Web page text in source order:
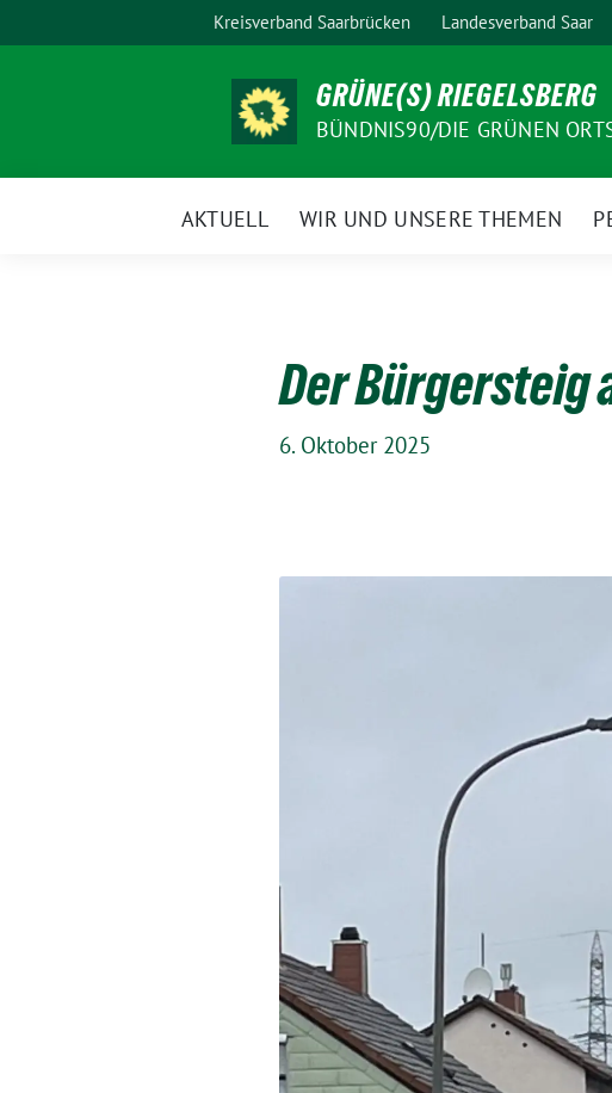
zum
Kreisverband Saarbrücken Landesverband Saar
GRÜNE(S) RIEGELSBERG
BÜNDNIS90/DIE GRÜNEN
AKTUELL WIR UND UNSERE THEMEN
Der Bürgersteig
6. Oktober 2025